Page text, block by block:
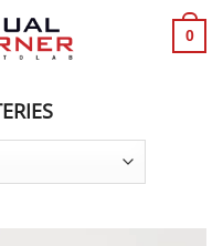
0